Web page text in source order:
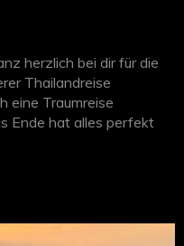
herzlich bei dir für die
Thailandreise
eine Traumreise
Ende hat alles perfekt
Hotels waren
und haben reibungslos
konnten wir die Reise
viele unvergessliche